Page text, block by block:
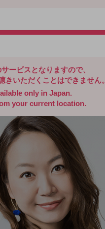
ービスとなりますので、
いただくことはできません。
only in Japan.
your current location.